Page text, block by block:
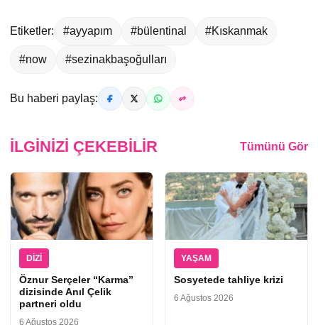
Etiketler: #ayyapım #bülentinal #Kıskanmak
#now #sezinakbaşoğulları
Bu haberi paylaş:
İLGINIZI ÇEKEBILIR Tümünü Gör
DIZI
Öznur Serçeler “Karma”
dizisinde Anıl Çelik
partneri oldu
6 Ağustos 2026
YAŞAM
Sosyetede tahliye krizi
6 Ağustos 2026